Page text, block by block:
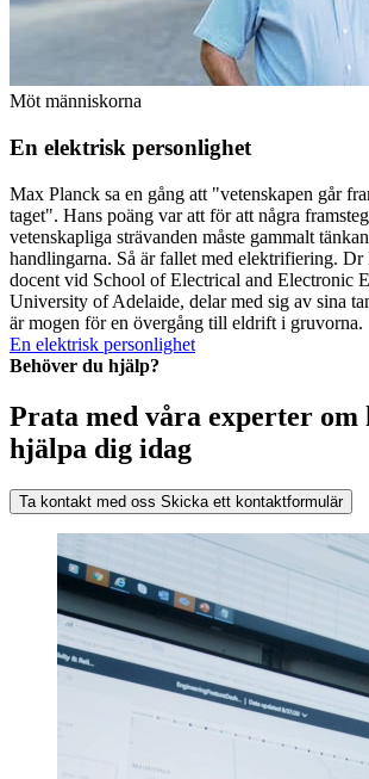
Möt människorna
En elektrisk personlighet
Max Planck sa en gång att "vetenskapen går
taget". Hans poäng var att för att några
vetenskapliga strävanden måste gammalt
handlingarna. Så är fallet med elektrifiering.
docent vid School of Electrical and Electronic
University of Adelaide, delar med sig av sina
är mogen för en övergång till eldrift i gruvorna.
En elektrisk personlighet
Behöver du hjälp?
Prata med våra experter om
hjälpa dig idag
Ta kontakt med oss Skicka ett kontaktformulär